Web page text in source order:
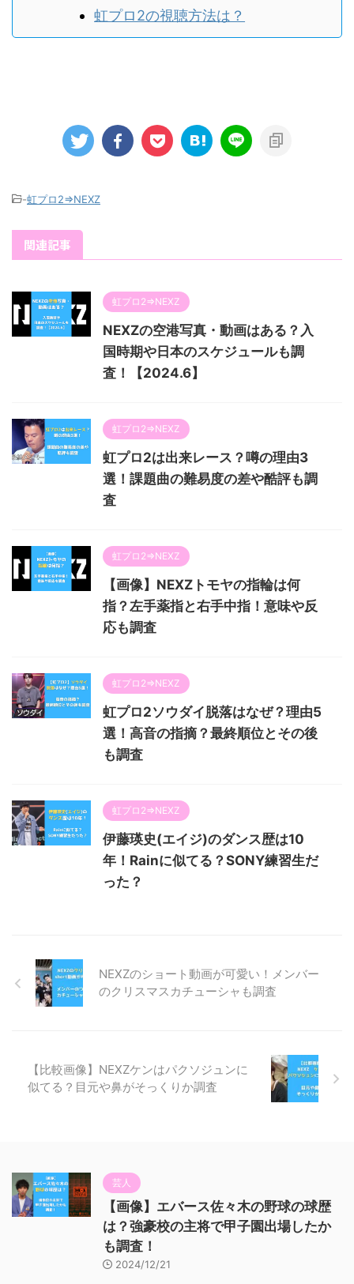
虹プロ2の視聴方法は？
-虹プロ2⇒NEXZ
関連記事
虹プロ2⇒NEXZ
NEXZの空港写真・動画はある？入
国時期や日本のスケジュールも調
査！【2024.6】
虹プロ2⇒NEXZ
虹プロ2は出来レース？噂の理由3
選！課題曲の難易度の差や酷評も調
査
虹プロ2⇒NEXZ
【画像】NEXZトモヤの指輪は何
指？左手薬指と右手中指！意味や反
応も調査
虹プロ2⇒NEXZ
虹プロ2ソウダイ脱落はなぜ？理由5
選！高音の指摘？最終順位とその後
も調査
虹プロ2⇒NEXZ
伊藤瑛史(エイジ)のダンス歴は10
年！Rainに似てる？SONY練習生だ
った？
NEXZのショート動画が可愛い！メンバー
のクリスマスカチューシャも調査
【比較画像】NEXZケンはパクソジュンに
似てる？目元や鼻がそっくりか調査
芸人
【画像】エバース佐々木の野球の球歴
は？強豪校の主将で甲子園出場したか
も調査！
2024/12/21